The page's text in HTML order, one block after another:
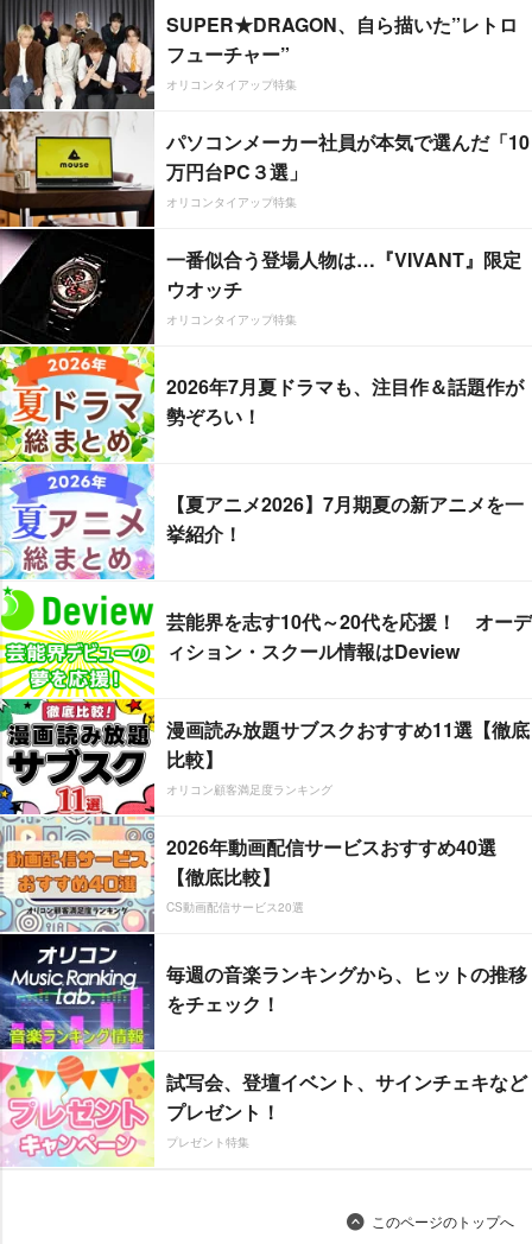
SUPER★DRAGON、自ら描いた”レトロ
フューチャー”
オリコンタイアップ特集
パソコンメーカー社員が本気で選んだ「10
万円台PC３選」
オリコンタイアップ特集
一番似合う登場人物は…『VIVANT』限定
ウオッチ
オリコンタイアップ特集
2026年7月夏ドラマも、注目作＆話題作が
勢ぞろい！
【夏アニメ2026】7月期夏の新アニメを一
挙紹介！
芸能界を志す10代～20代を応援！ オーデ
ィション・スクール情報はDeview
漫画読み放題サブスクおすすめ11選【徹底
比較】
オリコン顧客満足度ランキング
2026年動画配信サービスおすすめ40選
【徹底比較】
CS動画配信サービス20選
毎週の音楽ランキングから、ヒットの推移
をチェック！
試写会、登壇イベント、サインチェキなど
プレゼント！
プレゼント特集
このページのトップへ